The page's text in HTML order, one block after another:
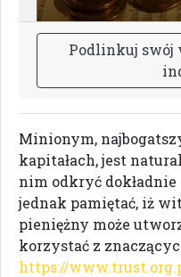
Podlinkuj swój
in
Minionym,
kapitałach, jest
nim odkryć
jednak pamiętać, iż
pieniężny może
korzystać z
https://